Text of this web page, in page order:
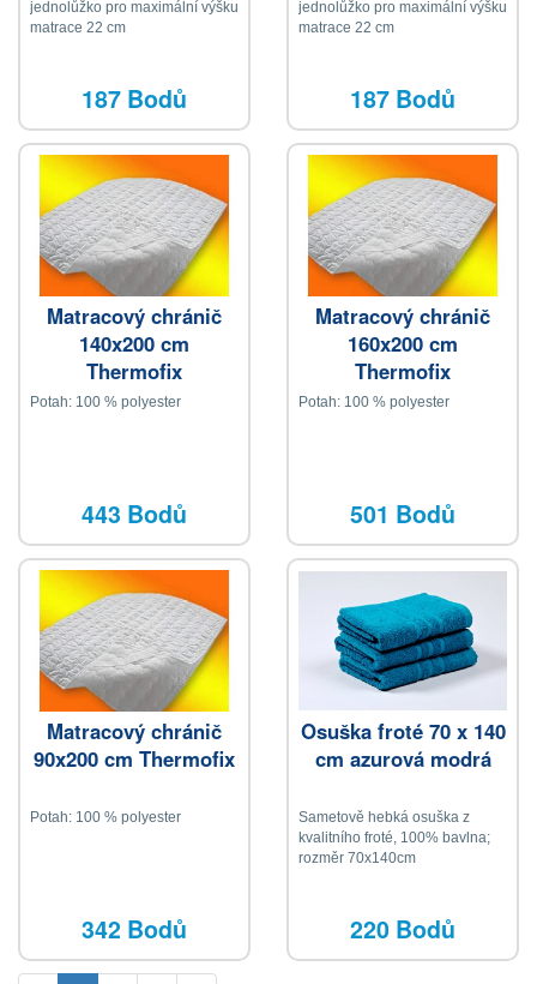
jednolůžko pro maximální výšku
matrace 22 cm
187 Bodů
jednolůžko pro maximální výšku
matrace 22 cm
187 Bodů
Matracový chránič
140x200 cm
Thermofix
Potah: 100 % polyester
443 Bodů
Matracový chránič
160x200 cm
Thermofix
Potah: 100 % polyester
501 Bodů
Matracový chránič
90x200 cm Thermofix
Potah: 100 % polyester
342 Bodů
Osuška froté 70 x 140
cm azurová modrá
Sametově hebká osuška z
kvalitního froté, 100% bavlna;
rozměr 70x140cm
220 Bodů